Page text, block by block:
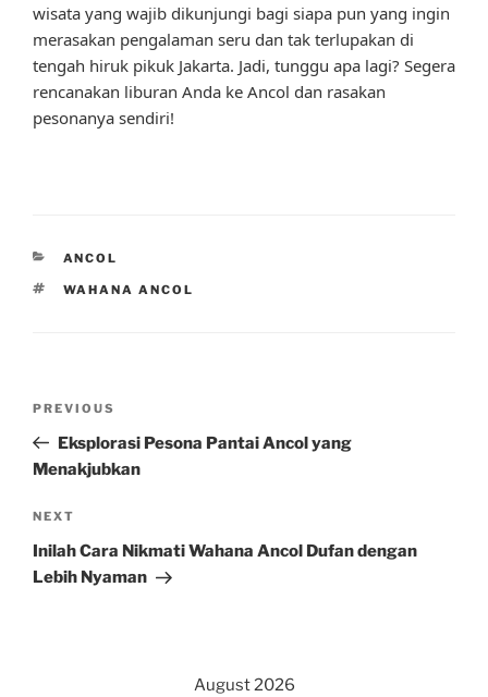
wisata yang wajib dikunjungi bagi siapa pun yang ingin
merasakan pengalaman seru dan tak terlupakan di
tengah hiruk pikuk Jakarta. Jadi, tunggu apa lagi? Segera
rencanakan liburan Anda ke Ancol dan rasakan
pesonanya sendiri!
CATEGORIES
ANCOL
TAGS
WAHANA ANCOL
Previous
Post
PREVIOUS
Eksplorasi Pesona Pantai Ancol yang
Menakjubkan
Next
Post
NEXT
Inilah Cara Nikmati Wahana Ancol Dufan dengan
Lebih Nyaman
August 2026